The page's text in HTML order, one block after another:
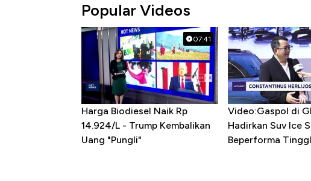
Popular Videos
07:41
Harga Biodiesel Naik Rp
14.924/L - Trump Kembalikan
Uang "Pungli"
Video:Gaspol di
Hadirkan Suv Ice
Beperforma TinggI